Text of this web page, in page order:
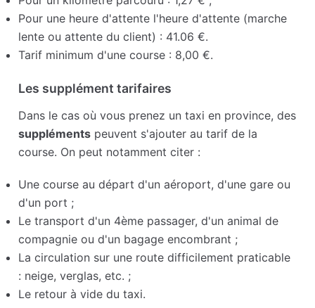
Pour une heure d'attente l'heure d'attente (marche
lente ou attente du client) : 41.06 €.
Tarif minimum d'une course : 8,00 €.
Les supplément tarifaires
Dans le cas où vous prenez un taxi en province, des
suppléments peuvent s'ajouter au tarif de la
course. On peut notamment citer :
Une course au départ d'un aéroport, d'une gare ou
d'un port ;
Le transport d'un 4ème passager, d'un animal de
compagnie ou d'un bagage encombrant ;
La circulation sur une route difficilement praticable
: neige, verglas, etc. ;
Le retour à vide du taxi.